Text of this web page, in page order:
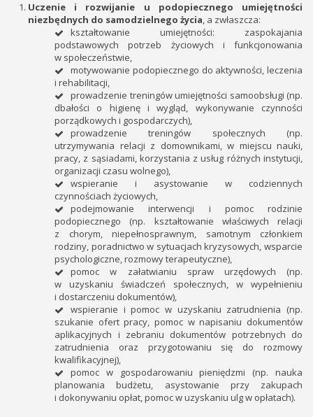
Uczenie i rozwijanie u podopiecznego umiejętności
niezbędnych do samodzielnego życia, a zwłaszcza:
kształtowanie umiejętności: zaspokajania
podstawowych potrzeb życiowych i funkcjonowania
w społeczeństwie,
motywowanie podopiecznego do aktywności, leczenia
i rehabilitacji,
prowadzenie treningów umiejętności samoobsługi (np.
dbałości o higienę i wygląd, wykonywanie czynności
porządkowych i gospodarczych),
prowadzenie treningów społecznych (np.
utrzymywania relacji z domownikami, w miejscu nauki,
pracy, z sąsiadami, korzystania z usług różnych instytucji,
organizacji czasu wolnego),
wspieranie i asystowanie w codziennych
czynnościach życiowych,
podejmowanie interwencji i pomoc rodzinie
podopiecznego (np. kształtowanie właściwych relacji
z chorym, niepełnosprawnym, samotnym członkiem
rodziny, poradnictwo w sytuacjach kryzysowych, wsparcie
psychologiczne, rozmowy terapeutyczne),
pomoc w załatwianiu spraw urzędowych (np.
w uzyskaniu świadczeń społecznych, w wypełnieniu
i dostarczeniu dokumentów),
wspieranie i pomoc w uzyskaniu zatrudnienia (np.
szukanie ofert pracy, pomoc w napisaniu dokumentów
aplikacyjnych i zebraniu dokumentów potrzebnych do
zatrudnienia oraz przygotowaniu się do rozmowy
kwalifikacyjnej),
pomoc w gospodarowaniu pieniędzmi (np. nauka
planowania budżetu, asystowanie przy zakupach
i dokonywaniu opłat, pomoc w uzyskaniu ulg w opłatach).